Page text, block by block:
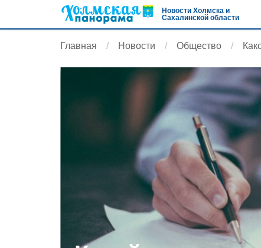
Новости Холмска и
Сахалинской области
Главная Новости Общество